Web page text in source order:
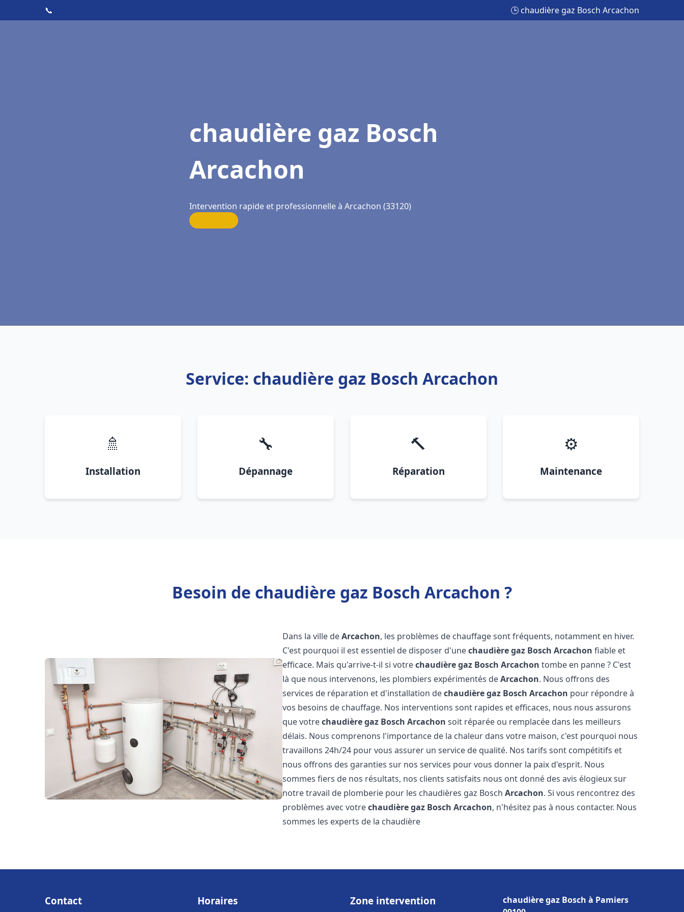
📞 🕒 chaudière gaz Bosch Arcachon
chaudière gaz Bosch
Arcachon
Intervention rapide et professionnelle à Arcachon (33120)
Service: chaudière gaz Bosch Arcachon
🚿
Installation
🔧
Dépannage
🔨
Réparation
⚙️
Maintenance
Besoin de chaudière gaz Bosch Arcachon ?
Dans la ville deArcachon, les problèmes de chauffage sont fréquents, notamment en hiver.
C'est pourquoi il est essentiel de disposer d'unechaudière gaz Bosch Arcachon fiable et
efficace. Mais qu'arrive-t-il si votrechaudière gaz Bosch Arcachon tombe en panne ? C'est
là que nous intervenons, les plombiers expérimentés deArcachon. Nous offrons des
services de réparation et d'installation dechaudière gaz Bosch Arcachon pour répondre à
vos besoins de chauffage. Nos interventions sont rapides et efficaces, nous nous assurons
que votrechaudière gaz Bosch Arcachon soit réparée ou remplacée dans les meilleurs
délais. Nous comprenons l'importance de la chaleur dans votre maison, c'est pourquoi nous
travaillons 24h/24 pour vous assurer un service de qualité. Nos tarifs sont compétitifs et
nous offrons des garanties sur nos services pour vous donner la paix d'esprit. Nous
sommes fiers de nos résultats, nos clients satisfaits nous ont donné des avis élogieux sur
notre travail de plomberie pour les chaudières gaz BoschArcachon. Si vous rencontrez des
problèmes avec votrechaudière gaz Bosch Arcachon, n'hésitez pas à nous contacter. Nous
sommes les experts de la chaudière
Contact Horaires Zone intervention
chaudière gaz Bosch à Pamiers